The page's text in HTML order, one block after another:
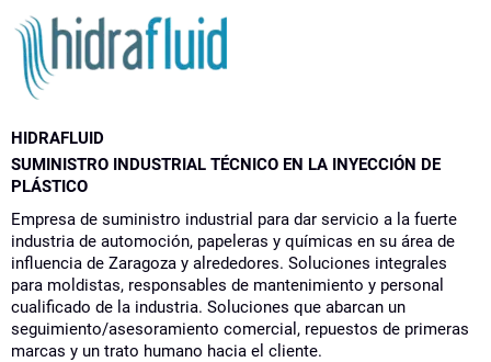
HIDRAFLUID
SUMINISTRO INDUSTRIAL TÉCNICO EN LA INYECCIÓN DE
PLÁSTICO
Empresa de suministro industrial para dar servicio a la fuerte
industria de automoción, papeleras y químicas en su área de
influencia de Zaragoza y alrededores. Soluciones integrales
para moldistas, responsables de mantenimiento y personal
cualificado de la industria. Soluciones que abarcan un
seguimiento/asesoramiento comercial, repuestos de primeras
marcas y un trato humano hacia el cliente.